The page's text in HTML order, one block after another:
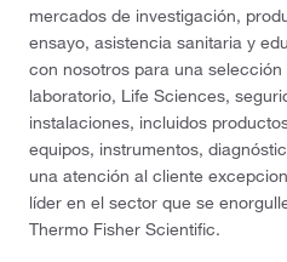
mercados de investigación,
ensayo, asistencia sanitaria y
con nosotros para una
laboratorio, Life Sciences,
instalaciones, incluidos
equipos, instrumentos,
una atención al cliente
líder en el sector que se
Thermo Fisher Scientific.